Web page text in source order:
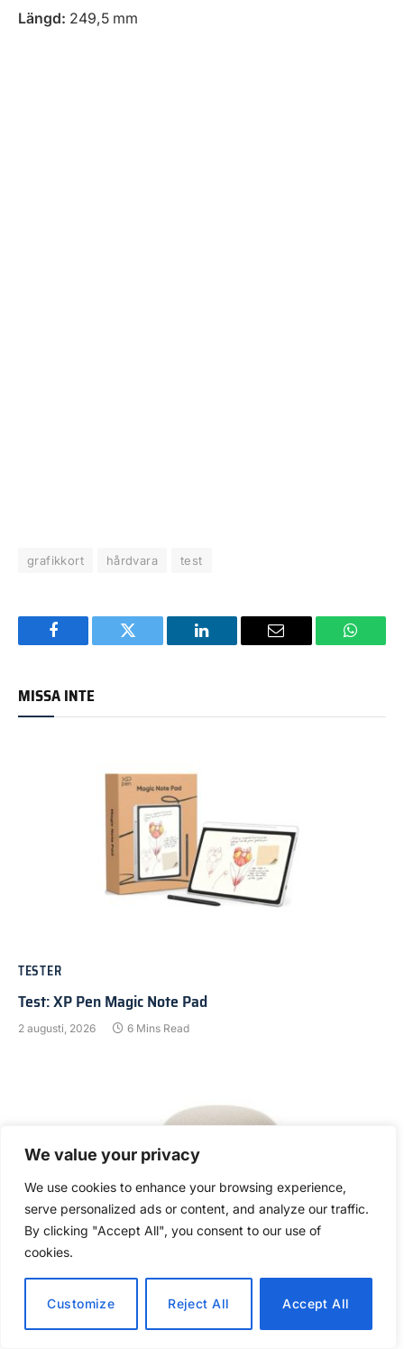
We value your privacy
We use cookies to enhance your browsing experience,
serve personalized ads or content, and analyze our traffic.
By clicking "Accept All", you consent to our use of
cookies.
Customize Reject All Accept All
Längd: 249,5 mm
grafikkort hårdvara test
Facebook Twitter LinkedIn Email
MISSA INTE
TESTER
Test: XP Pen Magic Note Pad
2 augusti, 2026 6 Mins Read
Test: Google Home Speaker